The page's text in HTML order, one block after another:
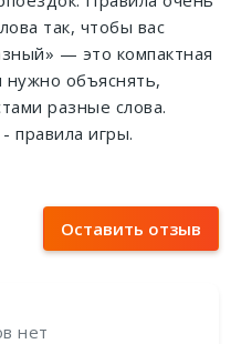
так, чтобы вас
— это компактная
нужно объяснять,
разные слова.
правила игры.
Оставить отзыв
нет